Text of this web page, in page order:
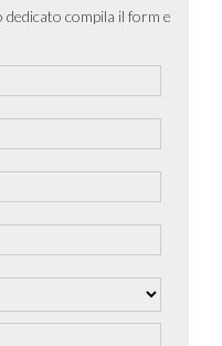
compila il form e